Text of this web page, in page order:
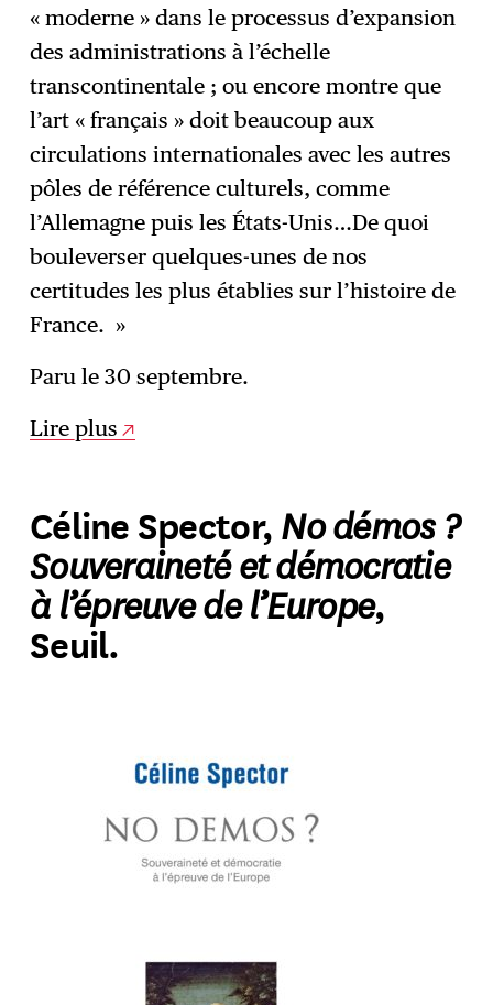
« moderne » dans le processus d’expansion
des administrations à l’échelle
transcontinentale ; ou encore montre que
l’art « français » doit beaucoup aux
circulations internationales avec les autres
pôles de référence culturels, comme
l’Allemagne puis les États-Unis…De quoi
bouleverser quelques-unes de nos
certitudes les plus établies sur l’histoire de
France. »
Paru le 30 septembre.
Lire plus
Céline Spector,No démos ?
Souveraineté et démocratie
à l’épreuve de l’Europe,
Seuil.